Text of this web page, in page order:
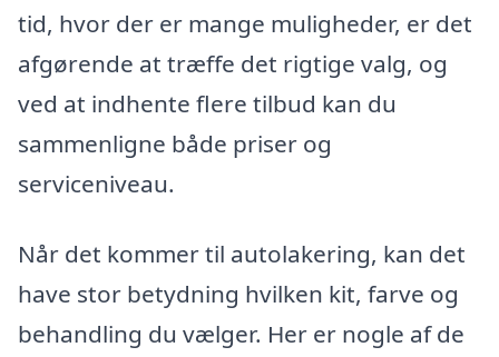
tid, hvor der er mange muligheder, er det
afgørende at træffe det rigtige valg, og
ved at indhente flere tilbud kan du
sammenligne både priser og
serviceniveau.
Når det kommer til autolakering, kan det
have stor betydning hvilken kit, farve og
behandling du vælger. Her er nogle af de